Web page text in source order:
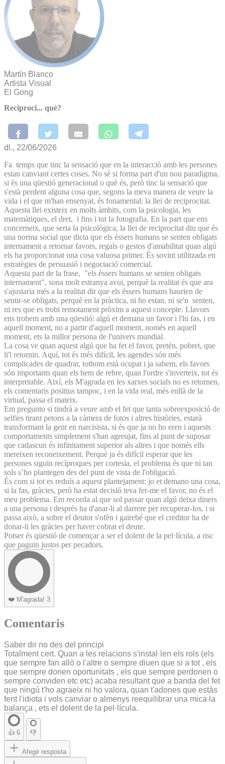
Martín Blanco
Artista Visual
El Gong
Reciproci... què?
dl., 22/06/2026
Fa temps que tinc la sensació que en la interacció amb les persones
estan canviant certes coses. No sé si forma part d'un nou paradigma,
si és una qüestió generacional o què és, però tinc la sensació que
s'està perdent alguna cosa que, segons la meva manera de veure la
vida i el que m'han ensenyat, és fonamental: la llei de reciprocitat.
Aquesta llei existeix en molts àmbits, com la psicologia, les
matemàtiques, el dret, i fins i tot la fotografia. En la part que ens
concerneix, que seria la psicològica, la llei de reciprocitat diu que és
una norma social que dicta que els éssers humans se senten obligats
internament a retornar favors, regals o gestos d'amabilitat quan algú
els ha proporcionat una cosa valuosa primer. És sovint utilitzada en
estratègies de persuasió i negociació comercial.
Aquesta part de la frase, "els éssers humans se senten obligats
internament", sona molt estranya avui, perquè la realitat és que ara
s'ajustaria més a la realitat dir que els éssers humans haurien de
sentir-se obligats, perquè en la pràctica, ni ho estan, ni se'n senten,
ni res que es trobi remotament pròxim a aquest concepte. Llavors
ens trobem amb una qüestió: algú et demana un favor i l'hi fas, i en
aquell moment, no a partir d'aquell moment, només en aquell
moment, ets la millor persona de l'univers mundial.
La cosa ve quan aquest algú que ha fet el favor, pretén, pobret, que
li'l retornin. Aquí, tot és més difícil, les agendes són més
complicades de quadrar, tothom està ocupat i ja sabem, els favors
són importants quan els hem de rebre, quan l'ordre s'inverteix, tot és
interpretable. Així, els M'agrada en les xarxes socials no es retornen,
els comentaris positius tampoc, i en la vida real, més enllà de la
virtual, passa el mateix.
Em pregunto si tindrà a veure amb el fet que tanta sobreexposició de
selfies tirant petons a la càmera de fotos i altres històries, estarà
transformant la gent en narcisista, si és que ja no ho eren i aquests
comportaments simplement s'han agreujat, fins al punt de suposar
que cadascun és infinitament superior als altres i que només ells
mereixen reconeixement. Perquè ja és difícil esperar que les
persones siguin recíproques per cortesia, el problema és que ni tan
sols s’ho plantegen des del punt de vista de l'obligació.
És com si tot es reduís a aquest plantejament: jo et demano una cosa,
si la fas, gràcies, però ha estat decisió teva fer-me el favor, no és el
meu problema. Em recorda al que sol passar quan algú deixa diners
a una persona i després ha d'anar-li al darrere per recuperar-los, i si
passa això, a sobre el deutor s'ofèn i gairebé que el creditor ha de
donar-li les gràcies per haver cobrat el deute.
Potser és qüestió de començar a ser el dolent de la pel·lícula, a risc
que paguin justos per pecadors.
❤️ M'agrada! 3
Comentaris
Saber dir no des del principi
Totalment cert. Quan a les relacions s'instal·len els rols (els
que sempre fan allò o l'altre o sempre diuen que si a tot , els
que sempre donen oportunitats , els que sempre perdonen o
sempre conviden etc etc) acaba resultant que a banda del fet
que ningú t'ho agraeix ni ho valora, quan t'adones que estàs
fent l'idiota i vols canviar o almenys reequilibrar una mica la
balança , ets el dolent de la pel·lícula.
👍 6 👎
Afegir resposta